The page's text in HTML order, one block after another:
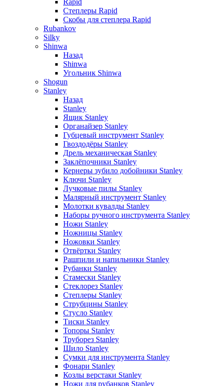
Rapid
Степлеры Rapid
Скобы для cтеплера Rapid
Rubankov
Silky
Shinwa
Назад
Shinwa
Угольник Shinwa
Shogun
Stanley
Назад
Stanley
Ящик Stanley
Органайзер Stanley
Губцевый инструмент Stanley
Гвоздодёры Stanley
Дрель механическая Stanley
Заклёпочники Stanley
Кернеры зубило добойники Stanley
Ключи Stanley
Лучковые пилы Stanley
Малярный инструмент Stanley
Молотки кувалды Stanley
Наборы ручного инструмента Stanley
Ножи Stanley
Ножницы Stanley
Ножовки Stanley
Отвёртки Stanley
Рашпили и напильники Stanley
Рубанки Stanley
Стамески Stanley
Стеклорез Stanley
Степлеры Stanley
Струбцины Stanley
Стусло Stanley
Тиски Stanley
Топоры Stanley
Труборез Stanley
Шило Stanley
Сумки для инструмента Stanley
Фонари Stanley
Козлы верстаки Stanley
Ножи для рубанков Stanley